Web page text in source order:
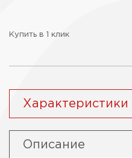
Купить в 1 клик
Характеристики
Описание